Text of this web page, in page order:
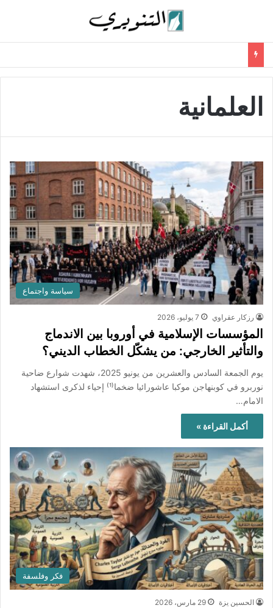
العلمانية
سياسة واجتماع
رزكار عقراوي 7 يوليو، 2026
المؤسسات الإسلامية في أوروبا بين الاندماج
والتأثير الخارجي: من يشكّل الخطاب الديني؟
يوم الجمعة السادس والعشرين من يونيو 2025، شهدت شوارع ضاحية
نوربرو في كوبنهاجن موكبا عاشورائيا ضخما⁽¹⁾ إحياء لذكرى استشهاد
الامام…
أكمل القراءة »
فكر وفلسفة
الحسين يزة 29 مارس، 2026